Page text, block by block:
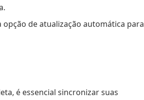
opção de atualização automática para
é essencial sincronizar suas